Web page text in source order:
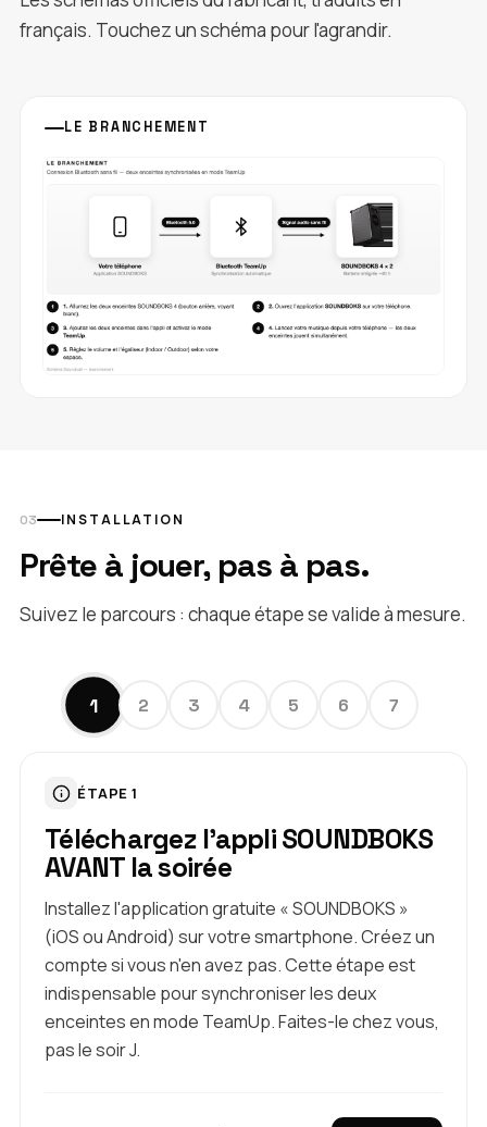
français. Touchez un schéma pour l'agrandir.
LE BRANCHEMENT
INSTALLATION
Prête à jouer, pas à pas.
Suivez le parcours : chaque étape se valide à mesure.
1 2 3 4 5 6 7
ÉTAPE 1
Téléchargez l'appli SOUNDBOKS
AVANT la soirée
Installez l'application gratuite « SOUNDBOKS »
(iOS ou Android) sur votre smartphone. Créez un
compte si vous n'en avez pas. Cette étape est
indispensable pour synchroniser les deux
enceintes en mode TeamUp. Faites-le chez vous,
pas le soir J.